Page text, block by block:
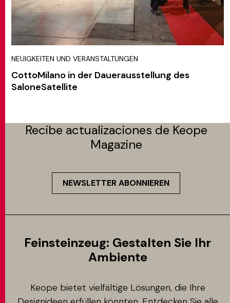
NEUIGKEITEN UND VERANSTALTUNGEN
CottoMilano in der Dauerausstellung des
SaloneSatellite
Recibe actualizaciones de Keope
Magazine
NEWSLETTER ABONNIEREN
Feinsteinzeug: Gestalten Sie Ihr
Ambiente
Keope bietet vielfältige Lösungen, die Ihre